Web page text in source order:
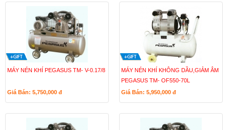
MÁY NÉN KHÍ PEGASUS TM- V-0.17/8
Giá Bán: 5,750,000 đ
MÁY NÉN KHÍ KHÔNG DẦU,GIẢM ÂM
PEGASUS TM- OF550-70L
Giá Bán: 5,950,000 đ